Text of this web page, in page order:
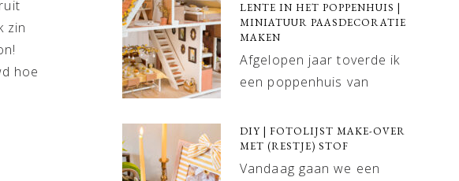
zin
hoe
LENTE IN HET POPPENHUIS |
MINIATUUR PAASDECORATIE
MAKEN
Afgelopen jaar toverde ik
een poppenhuis van
DIY | FOTOLIJST MAKE-OVER
MET (RESTJE) STOF
Vandaag gaan we een